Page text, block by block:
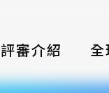
評審介紹 全